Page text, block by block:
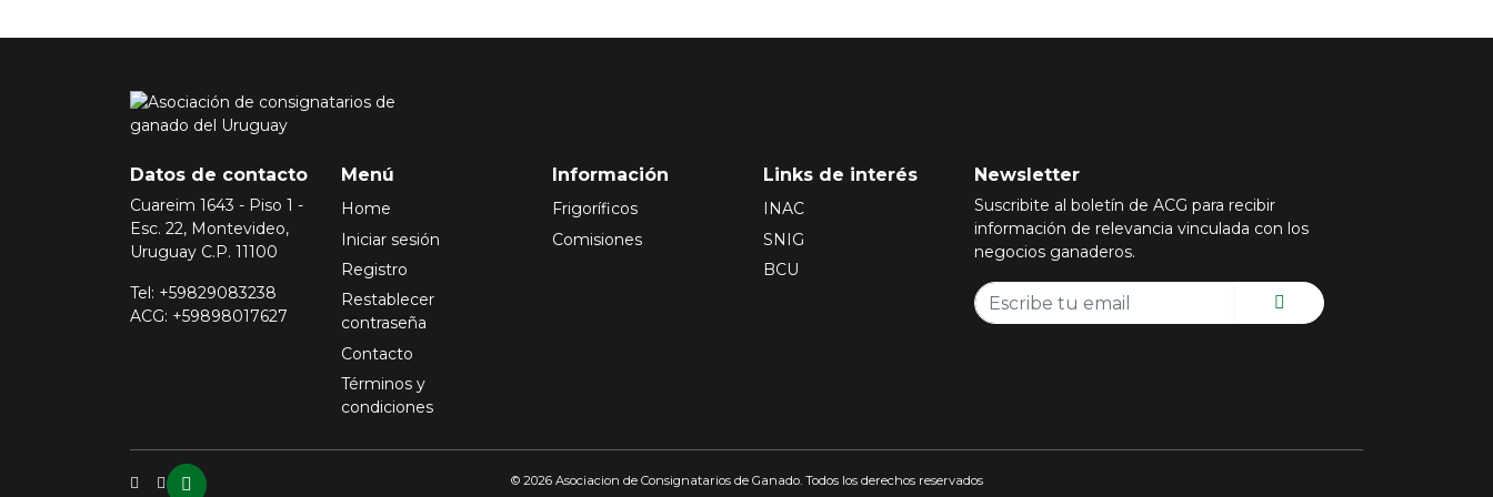
Datos de contacto
Cuareim 1643 - Piso 1 -
Esc. 22, Montevideo,
Uruguay C.P. 11100
Tel: +59829083238
ACG: +59898017627
Menú
Home
Iniciar sesión
Registro
Restablecer
contraseña
Contacto
Términos y
condiciones
Información
Frigoríficos
Comisiones
Links de interés
INAC
SNIG
BCU
Newsletter
Suscribite al boletín de ACG para recibir
información de relevancia vinculada con los
negocios ganaderos.
© 2026 Asociacion de Consignatarios de Ganado. Todos los derechos reservados